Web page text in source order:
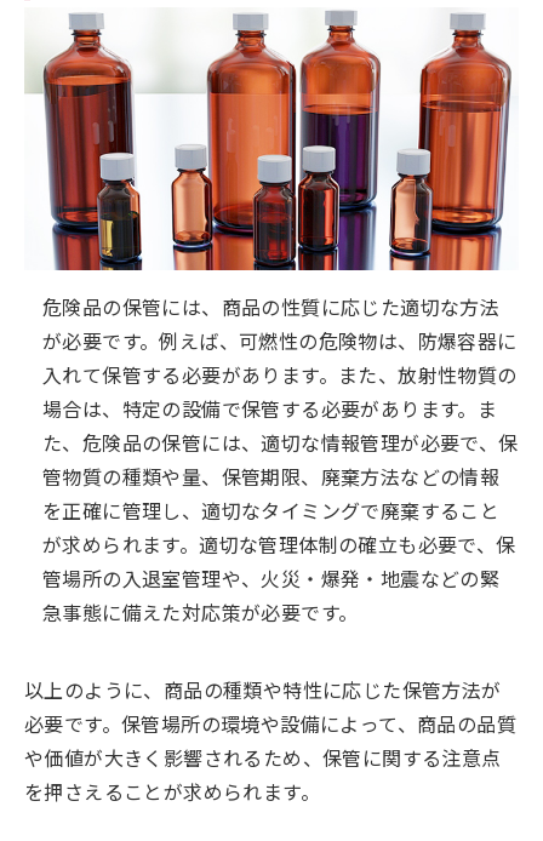
危険品の保管には、商品の性質に応じた適切な方法
が必要です。例えば、可燃性の危険物は、防爆容器に
入れて保管する必要があります。また、放射性物質の
場合は、特定の設備で保管する必要があります。ま
た、危険品の保管には、適切な情報管理が必要で、保
管物質の種類や量、保管期限、廃棄方法などの情報
を正確に管理し、適切なタイミングで廃棄すること
が求められます。適切な管理体制の確立も必要で、保
管場所の入退室管理や、火災・爆発・地震などの緊
急事態に備えた対応策が必要です。
以上のように、商品の種類や特性に応じた保管方法が
必要です。保管場所の環境や設備によって、商品の品質
や価値が大きく影響されるため、保管に関する注意点
を押さえることが求められます。